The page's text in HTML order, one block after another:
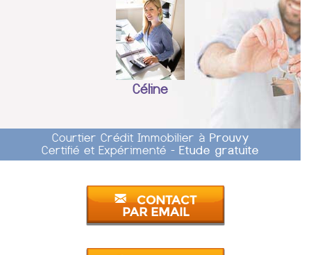
Céline
Courtier Crédit Immobilier à Prouvy
Certifié et Expérimenté - Etude gratuite
CONTACT
PAR EMAIL